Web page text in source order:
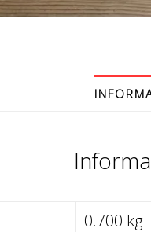
0.700 kg